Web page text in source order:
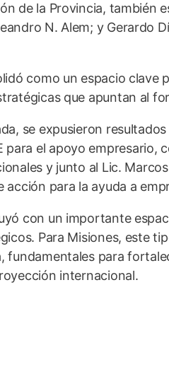
de la Provincia, también
N. Alem; y Gerardo
como un espacio clave
que apuntan al
se expusieron
para el apoyo
y junto al Lic.
acción para la ayuda a
con un importante
Para Misiones, este
fundamentales para
internacional.